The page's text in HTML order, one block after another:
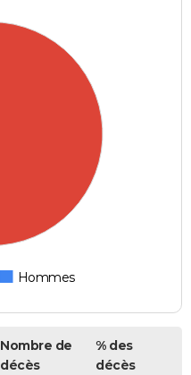
Hommes
Nombre de
décès
% des
décès